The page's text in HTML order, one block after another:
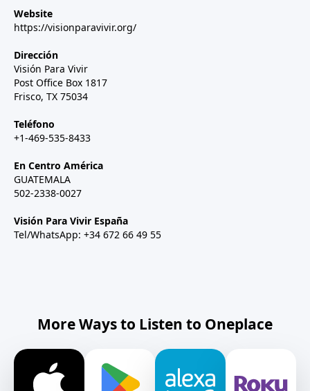
Website
https://visionparavivir.org/
Dirección
Visión Para Vivir
Post Office Box 1817
Frisco, TX 75034
Teléfono
+1-469-535-8433
En Centro América
GUATEMALA
502-2338-0027
Visión Para Vivir España
Tel/WhatsApp: +34 672 66 49 55
More Ways to Listen to Oneplace